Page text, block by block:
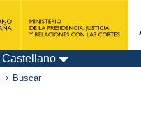
Castellano
Buscar